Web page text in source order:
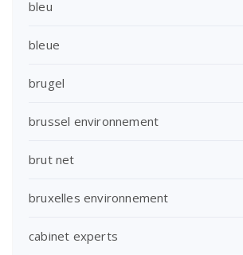
bleu
bleue
brugel
brussel environnement
brut net
bruxelles environnement
cabinet experts